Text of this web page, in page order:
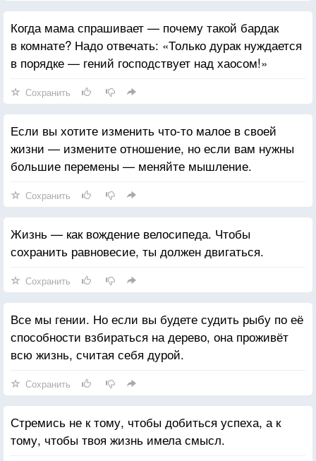
Молодой человек ответил, -
«На самом деле, сэр, холода не существует.
В соответствии с законами физики, то, что мы
считаем холодом в действительности является
отсутствием тепла. Человек или предмет можно
изучить на предмет того, имеет ли он или передает
энергию. Абсолютный ноль (-460 градусов по
Фарингейту) есть полное отсутствие тепла. Вся
материя становится инертной и неспособной
реагировать при этой температуре. Холода не
существует. Мы создали это слово для описания
того, что мы чувствуем при отсутствии тепла.»
Студент продолжил. -
«Профессор, темнота существует?»
Профессор ответил,
«Конечно, существует.»
Студент ответил,
«Вы опять неправы, сэр. Темноты также не
существует. Темнота в действительности есть
темноту. Мы можем использовать призму Ньютона
чтобы разложить белый свет на множество цветов
и изучить различные длины волн каждого цвета. Вы
не можете измерить темноту. Простой луч света
Когда мама спрашивает — почему такой бардак
в комнате? Надо отвечать: «Только дурак нуждается
в порядке — гений господствует над хаосом!»
Сохранить
Если вы хотите изменить что-то малое в своей
жизни — измените отношение, но если вам нужны
большие перемены — меняйте мышление.
Сохранить
Жизнь — как вождение велосипеда. Чтобы
сохранить равновесие, ты должен двигаться.
Сохранить
Все мы гении. Но если вы будете судить рыбу по её
способности взбираться на дерево, она проживёт
всю жизнь, считая себя дурой.
Сохранить
Стремись не к тому, чтобы добиться успеха, а к
тому, чтобы твоя жизнь имела смысл.